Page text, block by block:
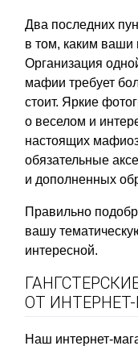
Два последних
в том, каким ваши
Организация
мафии требует
стоит. Яркие
о веселом и
настоящих
обязательные
и дополненных
Правильно
вашу
интересной.
ОТ ИНТЕРНЕТ-
Наш интернет-